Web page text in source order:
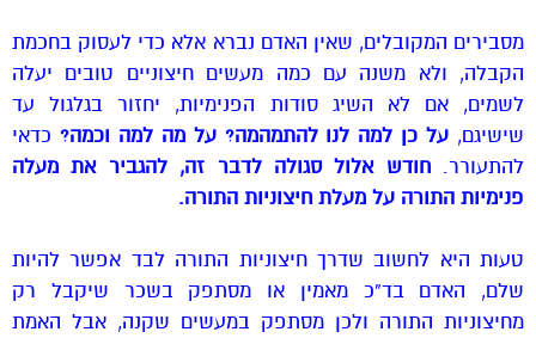
מסבירים המקובלים, שאין האדם נברא אלא כדי לעסוק בחכמת
הקבלה, ולא משנה עם כמה מעשים חיצוניים טובים יעלה
לשמים, אם לא השיג סודות הפנימיות, יחזור בגלגול עד
שישיגם, על כן למה לנו להתמהמה? על מה למה וכמה? כדאי
להתעורר.חודש אלול סגולה לדבר זה, להגביר את מעלה
פנימיות התורה על מעלת חיצוניות התורה.
טעות היא לחשוב שדרך חיצוניות התורה לבד אפשר להיות
שלם, האדם בד”כ מאמין או מסתפק בשכר שיקבל רק
מחיצוניות התורה ולכן מסתפק במעשים שקנה, אבל האמת